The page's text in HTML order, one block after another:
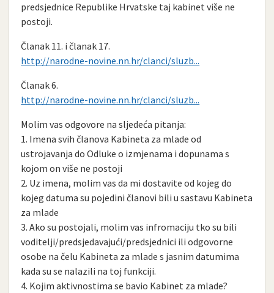
predsjednice Republike Hrvatske taj kabinet više ne
postoji.
Članak 11. i članak 17.
http://narodne-novine.nn.hr/clanci/sluzb...
Članak 6.
http://narodne-novine.nn.hr/clanci/sluzb...
Molim vas odgovore na sljedeća pitanja:
1. Imena svih članova Kabineta za mlade od
ustrojavanja do Odluke o izmjenama i dopunama s
kojom on više ne postoji
2. Uz imena, molim vas da mi dostavite od kojeg do
kojeg datuma su pojedini članovi bili u sastavu Kabineta
za mlade
3. Ako su postojali, molim vas infromaciju tko su bili
voditelji/predsjedavajući/predsjednici ili odgovorne
osobe na čelu Kabineta za mlade s jasnim datumima
kada su se nalazili na toj funkciji.
4. Kojim aktivnostima se bavio Kabinet za mlade?